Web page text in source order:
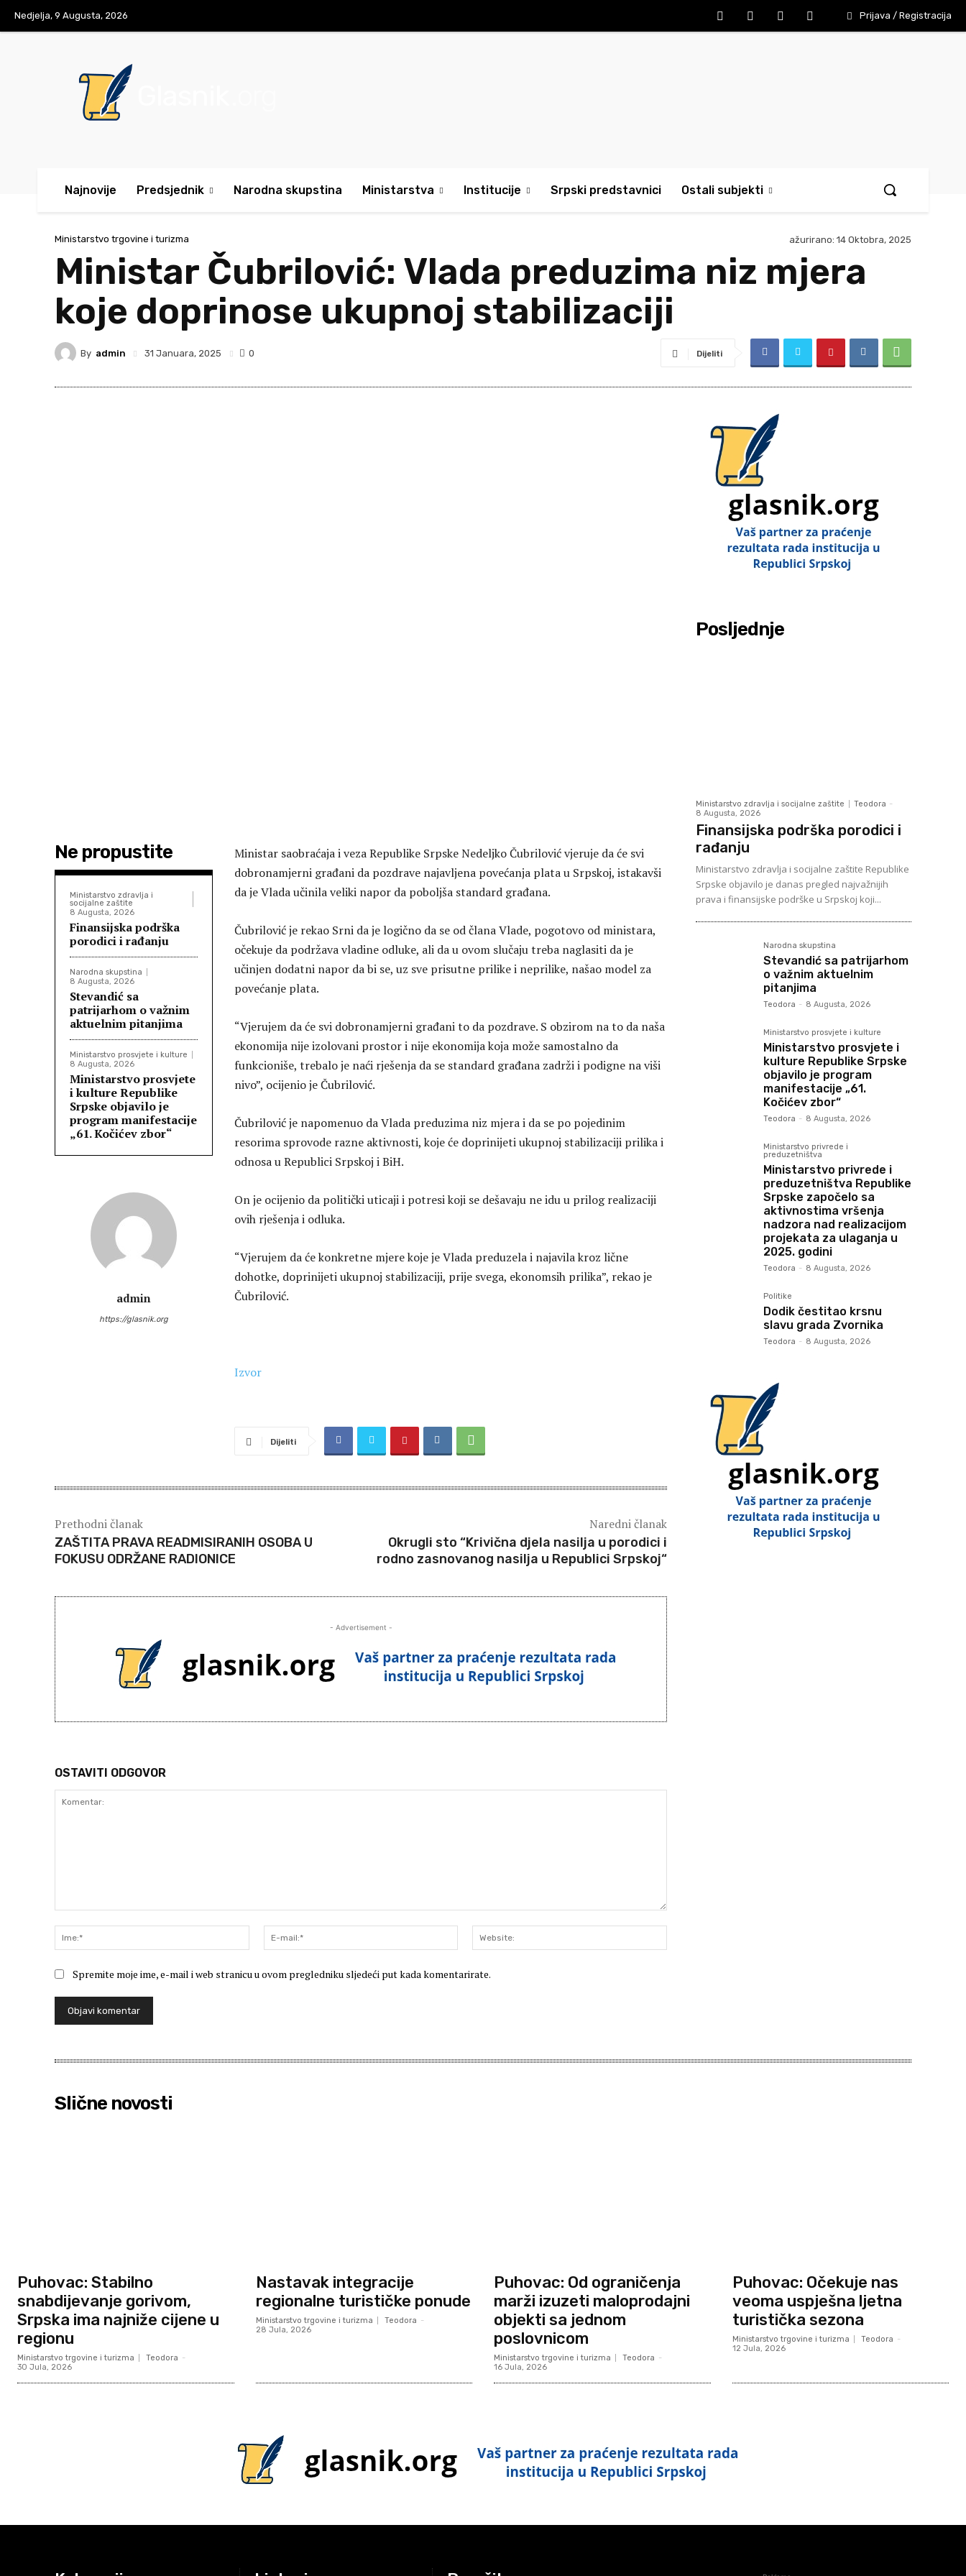
Nedjelja, 9 Augusta, 2026 Prijava / Registracija
Najnovije Predsjednik Narodna skupstina Ministarstva Institucije Srpski predstavnici Ostali subjekti
Ministarstvo trgovine i turizma ažurirano: 14 Oktobra, 2025
Ministar Čubrilović: Vlada preduzima niz mjera
koje doprinose ukupnoj stabilizaciji
By admin 31 Januara, 2025 0 Dijeliti
Ne propustite
Ministarstvo zdravlja i
socijalne zaštite
8 Augusta, 2026
Finansijska podrška
porodici i rađanju
Narodna skupstina
8 Augusta, 2026
Stevandić sa
patrijarhom o važnim
aktuelnim pitanjima
Ministarstvo prosvjete i kulture
8 Augusta, 2026
Ministarstvo prosvjete
i kulture Republike
Srpske objavilo je
program manifestacije
„61. Kočićev zbor“
admin
https://glasnik.org
​Ministar saobraćaja i veza Republike Srpske Nedeljko Čubrilović vjeruje da će svi
dobronamjerni građani da pozdrave najavljena povećanja plata u Srpskoj, istakavši
da je Vlada učinila veliki napor da poboljša standard građana.
Čubrilović je rekao Srni da je logično da se od člana Vlade, pogotovo od ministara,
očekuje da podržava vladine odluke, ali da u ovom slučaju treba naglasiti da je
učinjen dodatni napor da bi se, uz sve prisutne prilike i neprilike, našao model za
povećanje plata.
“Vjerujem da će svi dobronamjerni građani to da pozdrave. S obzirom na to da naša
ekonomija nije izolovani prostor i nije ekonomija koja može samostalno da
funkcioniše, trebalo je naći rješenja da se standard građana zadrži i podigne na viši
nivo”, ocijenio je Čubrilović.
Čubrilović je napomenuo da Vlada preduzima niz mjera i da se po pojedinim
resorima sprovode razne aktivnosti, koje će doprinijeti ukupnoj stabilizaciji prilika i
odnosa u Republici Srpskoj i BiH.
On je ocijenio da politički uticaji i potresi koji se dešavaju ne idu u prilog realizaciji
ovih rješenja i odluka.
“Vjerujem da će konkretne mjere koje je Vlada preduzela i najavila kroz lične
dohotke, doprinijeti ukupnoj stabilizaciji, prije svega, ekonomsih prilika”, rekao je
Čubrilović.
Izvor
Dijeliti
Prethodni članak
ZAŠTITA PRAVA READMISIRANIH OSOBA U
FOKUSU ODRŽANE RADIONICE
Naredni članak
Okrugli sto “Krivična djela nasilja u porodici i
rodno zasnovanog nasilja u Republici Srpskoj“
- Advertisement -
OSTAVITI ODGOVOR
Ime:*
mail:*
Spremite moje ime, e-mail i web stranicu u ovom pregledniku sljedeći put kada komentarirate.
Posljednje
Ministarstvo zdravlja i socijalne zaštite Teodora -
8 Augusta, 2026
Finansijska podrška porodici i
rađanju
Ministarstvo zdravlja i socijalne zaštite Republike
Srpske objavilo je danas pregled najvažnijih
prava i finansijske podrške u Srpskoj koji...
Narodna skupstina
Stevandić sa patrijarhom
o važnim aktuelnim
pitanjima
Teodora - 8 Augusta, 2026
Ministarstvo prosvjete i kulture
Ministarstvo prosvjete i
kulture Republike Srpske
objavilo je program
manifestacije „61.
Kočićev zbor“
Teodora - 8 Augusta, 2026
Ministarstvo privrede i
preduzetništva
Ministarstvo privrede i
preduzetništva Republike
Srpske započelo sa
aktivnostima vršenja
nadzora nad realizacijom
projekata za ulaganja u
2025. godini
Teodora - 8 Augusta, 2026
Politike
Dodik čestitao krsnu
slavu grada Zvornika
Teodora - 8 Augusta, 2026
Slične novosti
Puhovac: Stabilno
snabdijevanje gorivom,
Srpska ima najniže cijene u
regionu
Ministarstvo trgovine i turizma Teodora -
30 Jula, 2026
Nastavak integracije
regionalne turističke ponude
Ministarstvo trgovine i turizma Teodora -
28 Jula, 2026
Puhovac: Od ograničenja
marži izuzeti maloprodajni
objekti sa jednom
poslovnicom
Ministarstvo trgovine i turizma Teodora -
16 Jula, 2026
Puhovac: Očekuje nas
veoma uspješna ljetna
turistička sezona
Ministarstvo trgovine i turizma Teodora -
12 Jula, 2026